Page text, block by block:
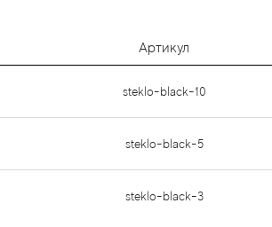
Артикул
steklo-black-10
steklo-black-5
steklo-black-3